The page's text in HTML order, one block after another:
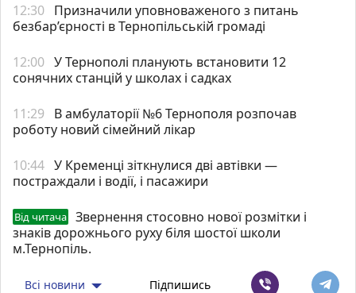
12:30 Призначили уповноваженого з питань
безбар’єрності в Тернопільській громаді
12:00 У Тернополі планують встановити 12
сонячних станцій у школах і садках
11:29
В амбулаторії №6 Тернополя розпочав
роботу новий сімейний лікар
10:44 У Кременці зіткнулися дві автівки —
постраждали і водії, і пасажири
Від читача
Звернення стосовно нової розмітки і
знаків дорожнього руху біля шостої школи
м.Тернопіль.
Всі новини Підпишись